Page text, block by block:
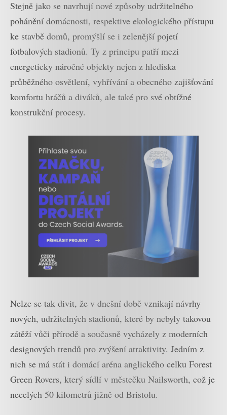
Stejně jako se navrhují nové způsoby udržitelného
pohánění domácnosti, respektive ekologického přístupu
ke stavbě domů, promýšlí se i zelenější pojetí
fotbalových stadionů. Ty z principu patří mezi
energeticky náročné objekty nejen z hlediska
průběžného osvětlení, vyhřívání a obecného zajišťování
komfortu hráčů a diváků, ale také pro své obtížné
konstrukční procesy.
Nelze se tak divit, že v dnešní době vznikají návrhy
nových, udržitelných stadionů, které by nebyly takovou
zátěží vůči přírodě a současně vycházely z moderních
designových trendů pro zvýšení atraktivity. Jedním z
nich se má stát i domácí aréna anglického celku Forest
Green Rovers, který sídlí v městečku Nailsworth, což je
necelých 50 kilometrů jižně od Bristolu.